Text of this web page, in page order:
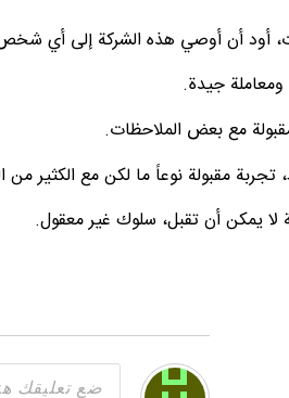
مقبولة نوعاً ما لكن مع الكثير من
يمكن أن تقبل، سلوك غير معقول.